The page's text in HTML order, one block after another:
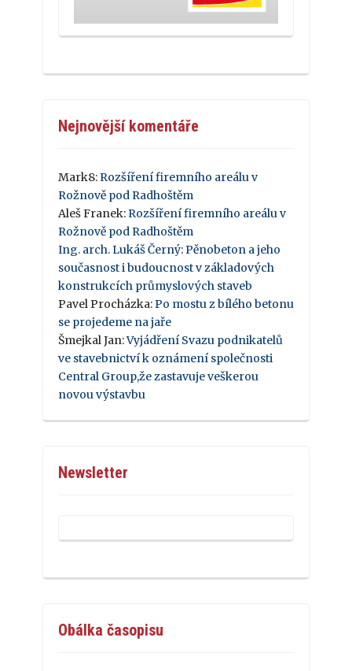
Nejnovější komentáře
Mark8: Rozšíření firemního areálu v
Rožnově pod Radhoštěm
Aleš Franek: Rozšíření firemního areálu v
Rožnově pod Radhoštěm
Ing. arch. Lukáš Černý: Pěnobeton a jeho
současnost i budoucnost v základových
konstrukcích průmyslových staveb
Pavel Procházka: Po mostu z bílého betonu
se projedeme na jaře
Šmejkal Jan:Vyjádření Svazu podnikatelů
ve stavebnictví k oznámení společnosti
Central Group,že zastavuje veškerou
novou výstavbu
Newsletter
Obálka časopisu